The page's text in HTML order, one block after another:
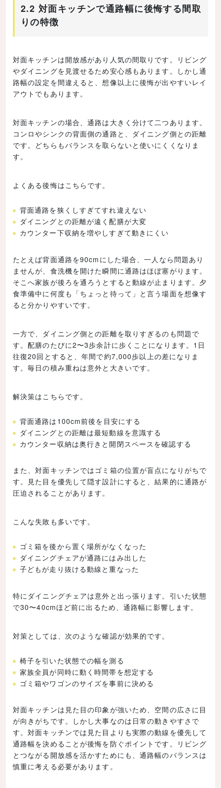
2.2 対面キッチンで通路幅に後悔する間取
りの特徴
対面キッチンは開放感があり人気の間取りです。リビング
やダイニングを見渡せるため安心感もあります。しかし通
路幅の設定を間違えると、想像以上に後悔が出やすいレイ
アウトでもあります。
対面キッチンの場合、通路は大きく分けて二つあります。
コンロやシンクの背面側の通路と、ダイニング側との距離
です。どちらもバランスを取らないと使いにくくなりま
す。
よくある後悔はこちらです。
背面通路を狭くしすぎてすれ違えない
ダイニングとの距離が遠く配膳が大変
カウンター下収納を増やしすぎて動きにくい
たとえば背面通路を90cmにした場合、一人なら問題あり
ませんが、食洗機を開けた瞬間に通路はほぼ塞がります。
そこへ家族が後ろを通ろうとすると動線が止まります。夕
食準備中に何度も「ちょっと待って」と言う場面を想像す
ると分かりやすいです。
一方で、ダイニング側との距離を取りすぎるのも問題で
す。配膳のたびに2〜3歩余計に歩くことになります。1日
往復20回とすると、年間で約7,000歩以上の差になりま
す。毎日の積み重ねは意外と大きいです。
解決策はこちらです。
背面通路は100cm前後を目安にする
ダイニングとの距離は最短動線を意識する
カウンター収納は奥行きと開閉スペースを確認する
また、対面キッチンではゴミ箱の位置が盲点になりがちで
す。見た目を優先して隠す設計にすると、結果的に通路が
圧迫されることがあります。
こんな失敗も多いです。
ゴミ箱を後から置く場所がなくなった
ダイニングチェアが通路にはみ出した
子どもが走り抜ける動線と重なった
特にダイニングチェアは意外と出っ張ります。引いた状態
で30〜40cmほど前に出るため、通路幅に影響します。
対策としては、次のような確認が効果的です。
椅子を引いた状態での幅を測る
家族全員が同時に動く時間帯を想定する
ゴミ箱やワゴンのサイズを事前に決める
対面キッチンは見た目の印象が強いため、空間の広さに目
が向きがちです。しかし大事なのは日常の動きやすさで
す。対面キッチンでは見た目よりも実際の動線を優先して
通路幅を決めることが後悔を防ぐポイントです。リビング
とつながる開放感を活かすためにも、通路幅のバランスは
慎重に考える必要があります。